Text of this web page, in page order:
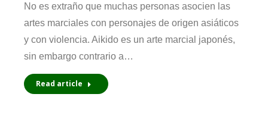
No es extraño que muchas personas asocien las
artes marciales con personajes de origen asiáticos
y con violencia. Aikido es un arte marcial japonés,
sin embargo contrario a…
Read article